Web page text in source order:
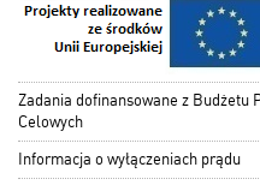
Zadania dofinansowane z Budżetu
Celowych
Informacja o wyłączeniach prądu